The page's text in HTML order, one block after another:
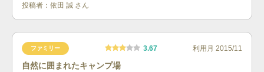
投稿者： 依田 誠 さん
ファミリー 3.67 利用月 2015/11
自然に囲まれたキャンプ場